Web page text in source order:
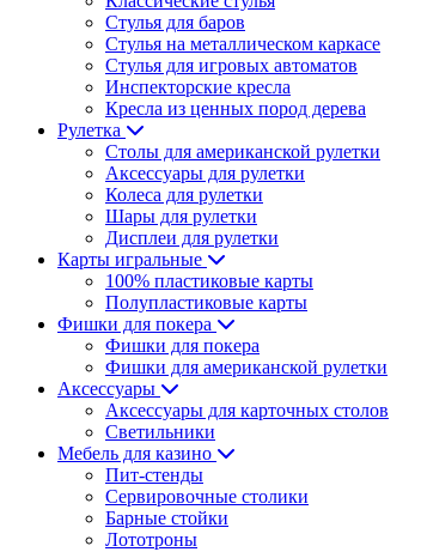
Стулья для баров
Стулья на металлическом каркасе
Стулья для игровых автоматов
Инспекторские кресла
Кресла из ценных пород дерева
Рулетка
Столы для американской рулетки
Аксессуары для рулетки
Колеса для рулетки
Шары для рулетки
Дисплеи для рулетки
Карты игральные
100% пластиковые карты
Полупластиковые карты
Фишки для покера
Фишки для покера
Фишки для американской рулетки
Аксессуары
Аксессуары для карточных столов
Светильники
Мебель для казино
Пит-стенды
Сервировочные столики
Барные стойки
Лототроны